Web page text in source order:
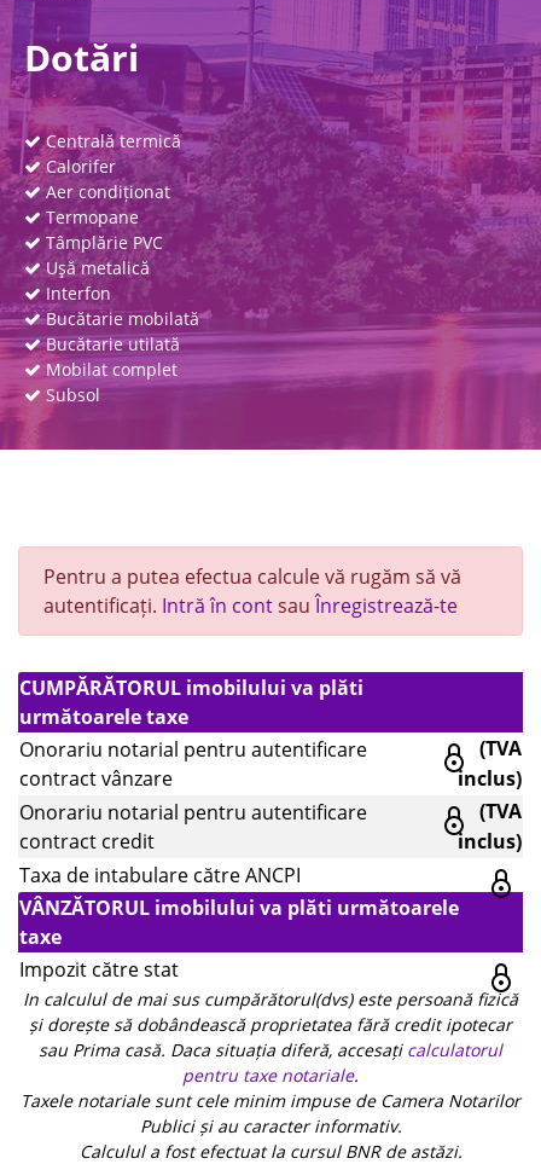
Dotări
Centrală termică
Calorifer
Aer condiționat
Termopane
Tâmplărie PVC
Uşă metalică
Interfon
Bucătarie mobilată
Bucătarie utilată
Mobilat complet
Subsol
Pentru a putea efectua calcule vă rugăm să vă
autentificați. Intră în contsauÎnregistrează-te
CUMPĂRĂTORUL imobilului va plăti
următoarele taxe
Onorariu notarial pentru autentificare
contract vânzare
(TVA
inclus)
Onorariu notarial pentru autentificare
contract credit
(TVA
inclus)
Taxa de intabulare către ANCPI
VÂNZĂTORUL imobilului va plăti următoarele
taxe
Impozit către stat
In calculul de mai sus cumpărătorul(dvs) este persoană fizică
și dorește să dobândească proprietatea fără credit ipotecar
sau Prima casă. Daca situația diferă, accesați calculatorul
pentru taxe notariale.
Taxele notariale sunt cele minim impuse de Camera Notarilor
Publici și au caracter informativ.
Calculul a fost efectuat la cursul BNR de astăzi.